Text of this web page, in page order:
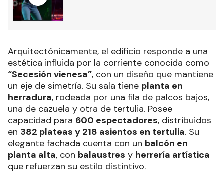
Arquitectónicamente, el edificio responde a una
estética influida por la corriente conocida como
“Secesión vienesa”, con un diseño que mantiene
un eje de simetría. Su sala tiene planta en
herradura, rodeada por una fila de palcos bajos,
una de cazuela y otra de tertulia. Posee
capacidad para 600 espectadores, distribuidos
en 382 plateas y 218 asientos en tertulia. Su
elegante fachada cuenta con un balcón en
planta alta, con balaustres y herrería artística
que refuerzan su estilo distintivo.